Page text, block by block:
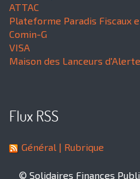
ATTAC
Plateforme Paradis Fiscaux
Comin-G
VISA
Maison des Lanceurs d'Alerte
Flux RSS
Général | Rubrique
© Solidaires Finances